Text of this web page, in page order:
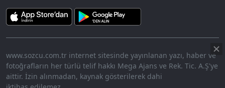
www.sozcu.com.tr internet sitesinde yayınlanan yazı, haber ve
fotoğrafların her türlü telif hakkı Mega Ajans ve Rek. Tic. A.Ş'ye
aittir. İzin alınmadan, kaynak gösterilerek dahi